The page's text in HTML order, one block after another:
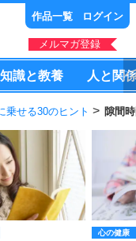
作品一覧 ログイン
メルマガ登録
知識と教養 人 と 関
乗せる30のヒント 隙間
心の健康